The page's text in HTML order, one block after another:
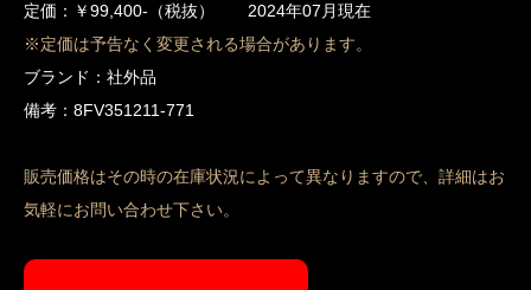
定価：￥99,400-（税抜） 2024年07月現在
※定価は予告なく変更される場合があります。
ブランド：社外品
備考：8FV351211-771
販売価格はその時の在庫状況によって異なりますので、詳細はお
気軽にお問い合わせ下さい。